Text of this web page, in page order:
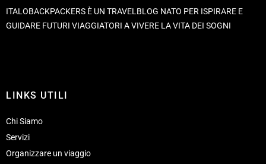
ITALOBACKPACKERS È UN TRAVELBLOG NATO PER ISPIRARE E
GUIDARE FUTURI VIAGGIATORI A VIVERE LA VITA DEI SOGNI
LINKS UTILI
Chi Siamo
Servizi
Organizzare un viaggio